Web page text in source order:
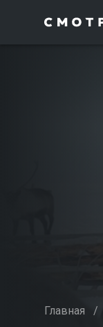
Главная /